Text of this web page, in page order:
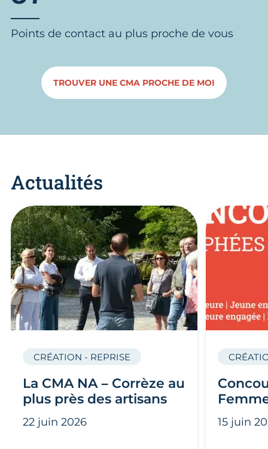
Points de contact au plus proche de vous
TROUVER UNE CMA PROCHE DE MOI
Actualités
La CMA NA – Corrèze au
plus près des artisans
CRÉATION - REPRISE
22 juin 2026 15 juin